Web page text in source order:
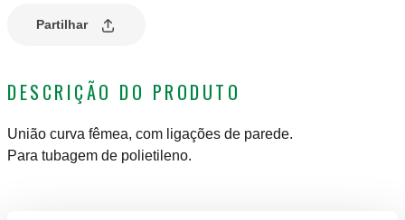
Partilhar
DESCRIÇÃO DO PRODUTO
União curva fêmea, com ligações de parede.
Para tubagem de polietileno.